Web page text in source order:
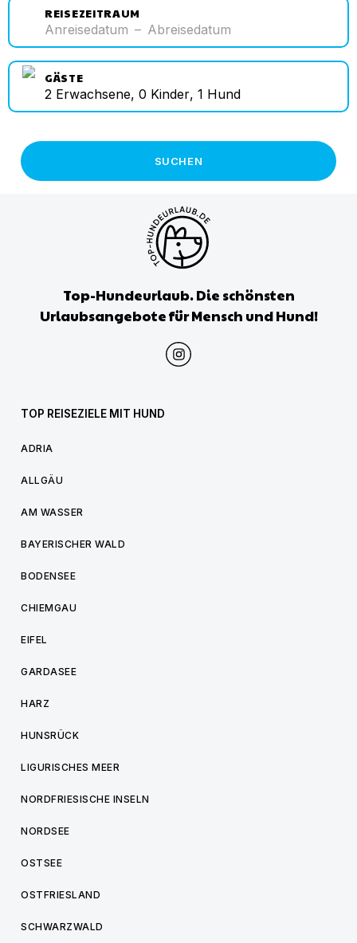
REISEZEITRAUM
Anreisedatum – Abreisedatum
GÄSTE
2 Erwachsene, 0 Kinder, 1 Hund
SUCHEN
Top-Hundeurlaub. Die schönsten
Urlaubsangebote für Mensch und Hund!
TOP REISEZIELE MIT HUND
ADRIA
ALLGÄU
AM WASSER
BAYERISCHER WALD
BODENSEE
CHIEMGAU
EIFEL
GARDASEE
HARZ
HUNSRÜCK
LIGURISCHES MEER
NORDFRIESISCHE INSELN
NORDSEE
OSTSEE
OSTFRIESLAND
SCHWARZWALD